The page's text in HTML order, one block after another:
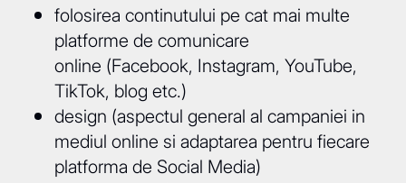
folosirea continutului pe cat mai multe
platforme de comunicare
online (Facebook, Instagram, YouTube,
TikTok, blog etc.)
design (aspectul general al campaniei in
mediul online si adaptarea pentru fiecare
platforma de Social Media)